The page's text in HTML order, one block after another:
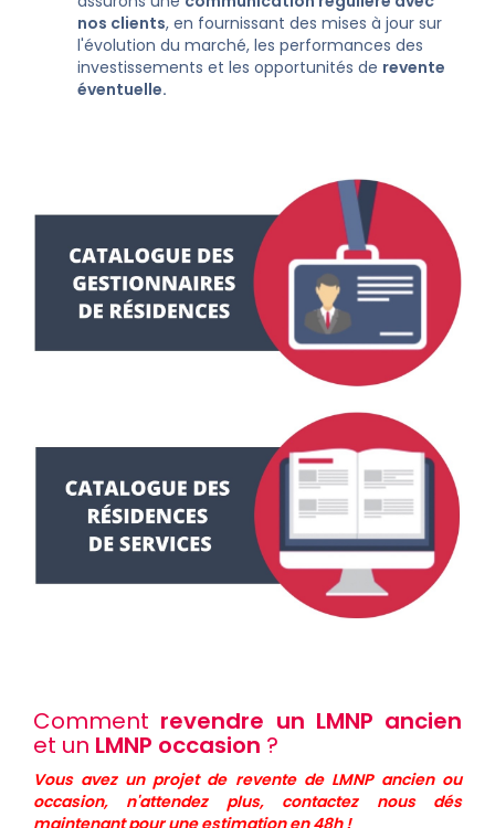
nos clients, en fournissant des mises à jour sur
l'évolution du marché, les performances des
investissements et les opportunités de revente
éventuelle.
Comment revendre un LMNP ancien
et un LMNP occasion ?
Vous avez un projet de revente de LMNP ancien ou
occasion, n'attendez plus, contactez nous dés
maintenant pour une estimation en 48h !